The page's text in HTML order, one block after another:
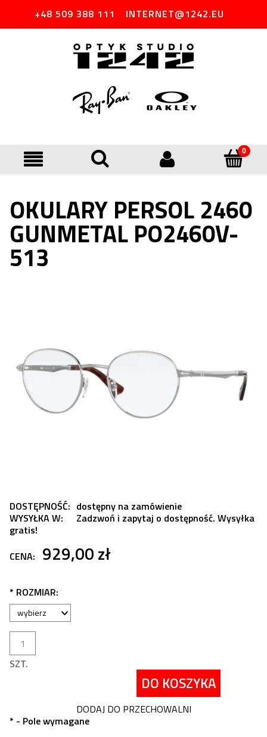
+48 509 388 111 INTERNET@1242.EU
OKULARY PERSOL 2460
GUNMETAL PO2460V-
513
DOSTĘPNOŚĆ: dostępny na zamówienie
WYSYŁKA W:
Zadzwoń i zapytaj o dostępność. Wysyłka
gratis!
CENA: 929,00 zł
* ROZMIAR:
SZT.
DO KOSZYKA
DODAJ DO PRZECHOWALNI
* - Pole wymagane